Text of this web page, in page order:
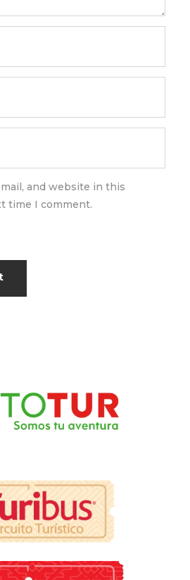
and website in this
time I comment.